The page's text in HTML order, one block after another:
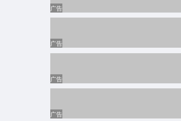
演员/模特
编辑发行 美术编辑 发行主管
咨询顾问
涉外咨询师
轻工工艺 服装纺织 印刷/染整技术
广告
广告
广告
广告